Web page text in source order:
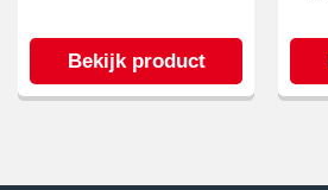
Bekijk product